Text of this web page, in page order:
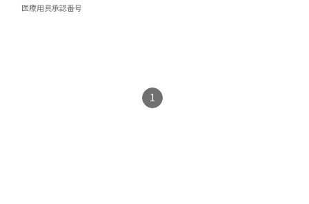
医療用具承認番号
1